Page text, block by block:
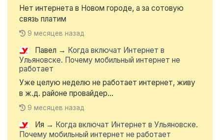
Нет интернета в Новом городе, а за сотовую
связь платим
9 месяцев назад
Павел → Когда включат Интернет в
Ульяновске. Почему мобильный интернет не
работает
Уже целую неделю не работает интернет, живу
в ж.д. районе провайдер...
9 месяцев назад
Ия → Когда включат Интернет в Ульяновске.
Почему мобильный интернет не работает